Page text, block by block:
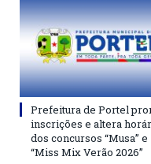
Prefeitura de Portel
inscrições e altera
dos concursos “Musa” e
“Miss Mix Verão 2026”